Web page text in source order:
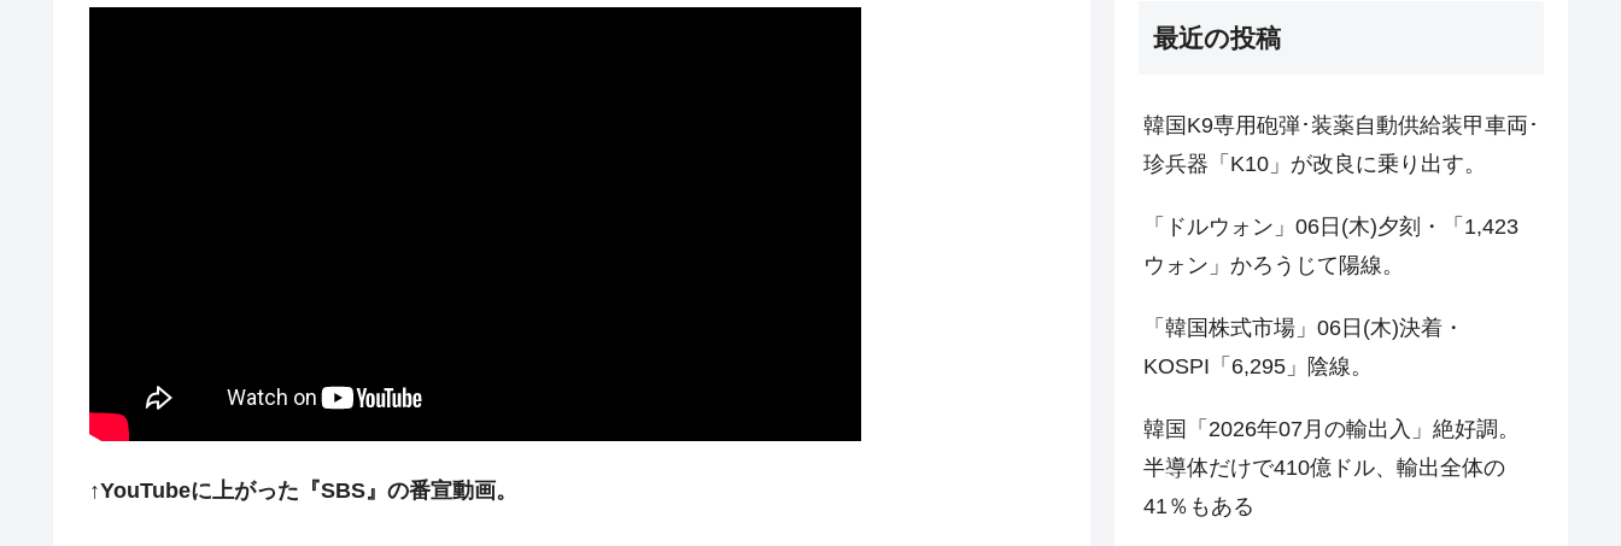
Fact1 発表から2日で大崩壊、鳴かず飛ばずに終わりそうなスーパーリーグとは？
Fact1
Fact1 甲子園通算本塁打、最多の清原に次いで多く打っている意外な選手とは？
↑YouTubeに上がった『SBS』の番宣動画。
最近の投稿
韓国K9専用砲弾･装薬自動供給装甲車両･
珍兵器「K10」が改良に乗り出す。
「ドルウォン」06日(木)夕刻・「1,423
ウォン」かろうじて陽線。
「韓国株式市場」06日(木)決着・
KOSPI「6,295」陰線。
韓国「2026年07月の輸出入」絶好調。
半導体だけで410億ドル、輸出全体の
41％もある